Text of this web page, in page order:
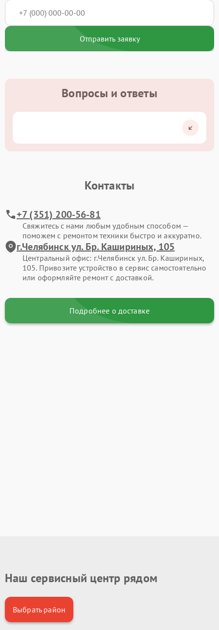
Отправить заявку
Вопросы и ответы
Контакты
+7 (351) 200-56-81
Свяжитесь с нами любым удобным способом —
поможем с ремонтом техники быстро и аккуратно.
г.Челябинск ул. Бр. Кашириных, 105
Центральный офис: г.Челябинск ул. Бр. Кашириных,
105. Привозите устройство в сервис самостоятельно
или оформляйте ремонт с доставкой.
Подробнее о доставке
Наш сервисный центр рядом
Выбрать район